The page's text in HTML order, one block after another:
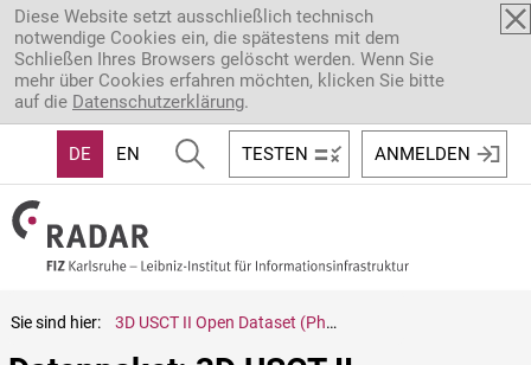
Direkt zum Inhalt
Diese Website setzt ausschließlich technisch
notwendige Cookies ein, die spätestens mit dem
Schließen Ihres Browsers gelöscht werden. Wenn Sie
mehr über Cookies erfahren möchten, klicken Sie bitte
auf die Datenschutzerklärung.
DE EN TESTEN ANMELDEN
Sie sind hier: 3D USCT II Open Dataset (Phantom 3)